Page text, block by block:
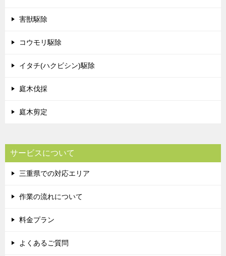
害獣駆除
コウモリ駆除
イタチ(ハクビシン)駆除
庭木伐採
庭木剪定
サービスについて
三重県での対応エリア
作業の流れについて
料金プラン
よくあるご質問